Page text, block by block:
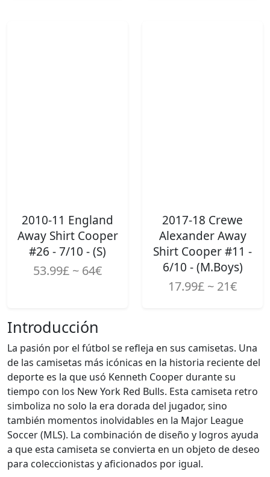
2010-11 England
Away Shirt Cooper
#26 - 7/10 - (S)
53.99£ ~ 64€
2017-18 Crewe
Alexander Away
Shirt Cooper #11 -
6/10 - (M.Boys)
17.99£ ~ 21€
Introducción
La pasión por el fútbol se refleja en sus camisetas. Una
de las camisetas más icónicas en la historia reciente del
deporte es la que usó Kenneth Cooper durante su
tiempo con los New York Red Bulls. Esta camiseta retro
simboliza no solo la era dorada del jugador, sino
también momentos inolvidables en la Major League
Soccer (MLS). La combinación de diseño y logros ayuda
a que esta camiseta se convierta en un objeto de deseo
para coleccionistas y aficionados por igual.